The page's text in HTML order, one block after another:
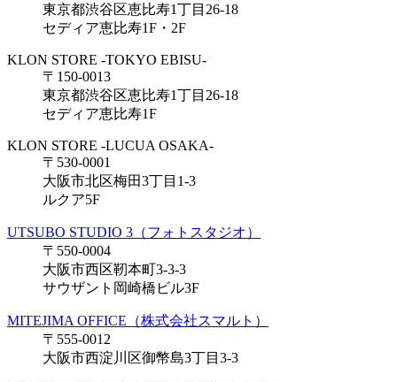
東京都渋谷区恵比寿1丁目26-18
セディア恵比寿1F・2F
KLON STORE -TOKYO EBISU-
〒150-0013
東京都渋谷区恵比寿1丁目26-18
セディア恵比寿1F
KLON STORE -LUCUA OSAKA-
〒530-0001
大阪市北区梅田3丁目1-3
ルクア5F
UTSUBO STUDIO 3（フォトスタジオ）
〒550-0004
大阪市西区靭本町3-3-3
サウザント岡崎橋ビル3F
MITEJIMA OFFICE（株式会社スマルト）
〒555-0012
大阪市西淀川区御幣島3丁目3-3